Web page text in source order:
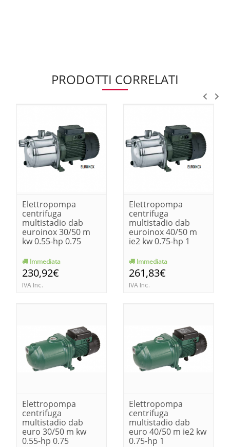
PRODOTTI CORRELATI
Elettropompa
centrifuga
multistadio dab
euroinox 30/50 m
kw 0.55-hp 0.75
Immediata
230,92€
IVA Inc.
Elettropompa
centrifuga
multistadio dab
euroinox 40/50 m
ie2 kw 0.75-hp 1
Immediata
261,83€
IVA Inc.
Elettropompa
centrifuga
multistadio dab
euro 30/50 m kw
0.55-hp 0.75
Elettropompa
centrifuga
multistadio dab
euro 40/50 m ie2 kw
0.75-hp 1